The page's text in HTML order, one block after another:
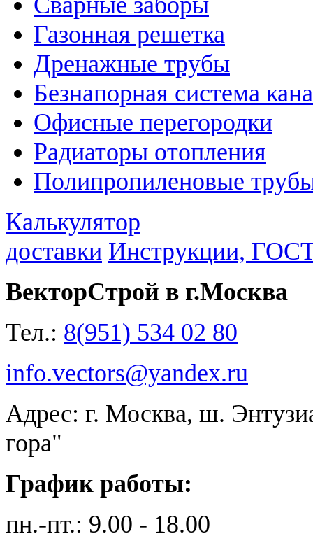
Газонная решетка
Дренажные трубы
Безнапорная система
Офисные перегородки
Радиаторы отопления
Полипропиленовые
Калькулятор
доставки Инструкции,
ВекторСтрой в г.Москва
Тел.: 8(951) 534 02 80
info.vectors@yandex.ru
Адрес: г. Москва, ш.
гора"
График работы:
пн.-пт.: 9.00 - 18.00